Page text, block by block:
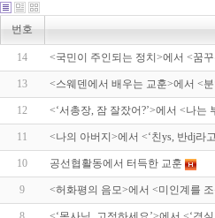
번호
14 <국민이 주인되는 정치>에서 <꿈
13 <스웨덴에서 배우는 교훈>에서 <
12 <‘서총장, 잠 잘잤어?’>에서 <나
11 <나의 아버지>에서 <‘친ys, 반dj라고
10 공선협활동에서 터득한 교훈
9 <허화평의 음모>에서 <미인계를